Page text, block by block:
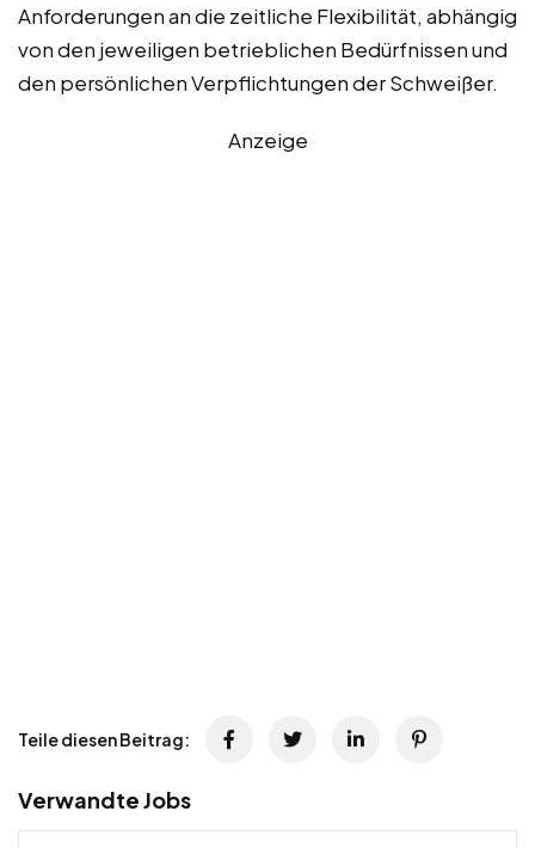
Anforderungen an die zeitliche Flexibilität, abhängig
von den jeweiligen betrieblichen Bedürfnissen und
den persönlichen Verpflichtungen der Schweißer.
Anzeige
Teile diesen Beitrag:
Verwandte Jobs